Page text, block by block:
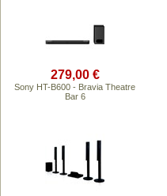
279,00 €
Sony HT-B600 - Bravia Theatre
Bar 6